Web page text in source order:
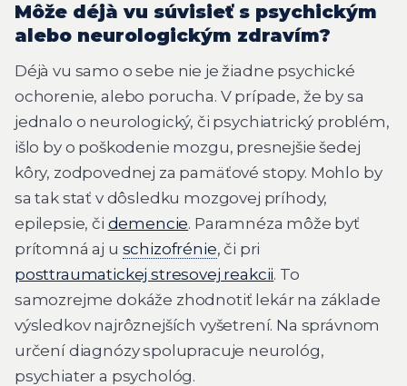
Môže déjà vu súvisieť s psychickým
alebo neurologickým zdravím?
Déjà vu samo o sebe nie je žiadne psychické
ochorenie, alebo porucha. V prípade, že by sa
jednalo o neurologický, či psychiatrický problém,
išlo by o poškodenie mozgu, presnejšie šedej
kôry, zodpovednej za pamäťové stopy. Mohlo by
sa tak stať v dôsledku mozgovej príhody,
epilepsie, či demencie. Paramnéza môže byť
prítomná aj u schizofrénie, či pri
posttraumatickej stresovej reakcii. To
samozrejme dokáže zhodnotiť lekár na základe
výsledkov najrôznejších vyšetrení. Na správnom
určení diagnózy spolupracuje neurológ,
psychiater a psychológ.